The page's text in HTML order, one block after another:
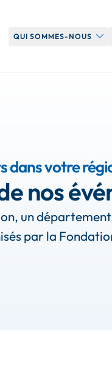
QUI SOMMES-NOUS
dans votre
nos
un
par la